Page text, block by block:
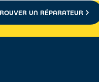
UN RÉPARATEUR